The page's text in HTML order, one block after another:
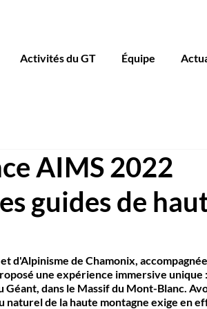
Activités du GT Équipe
AIMS 2022
guides de
d'Alpinisme de Chamonix, accompagnée
une expérience immersive unique :
dans le Massif du Mont-Blanc.
de la haute montagne exige en